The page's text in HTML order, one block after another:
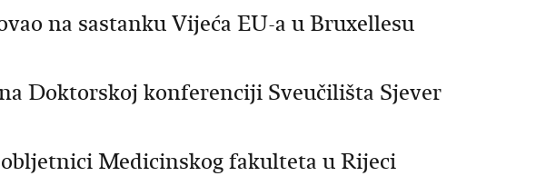
na sastanku Vijeća EU-a u Bruxellesu
Doktorskoj konferenciji Sveučilišta Sjever
Medicinskog fakulteta u Rijeci